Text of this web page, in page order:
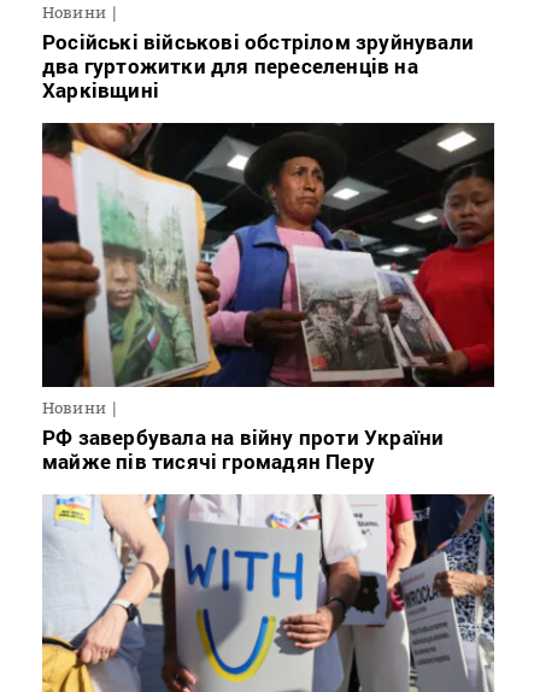
Новини
Російські військові обстрілом зруйнували
два гуртожитки для переселенців на
Харківщині
Новини
РФ завербувала на війну проти України
майже пів тисячі громадян Перу